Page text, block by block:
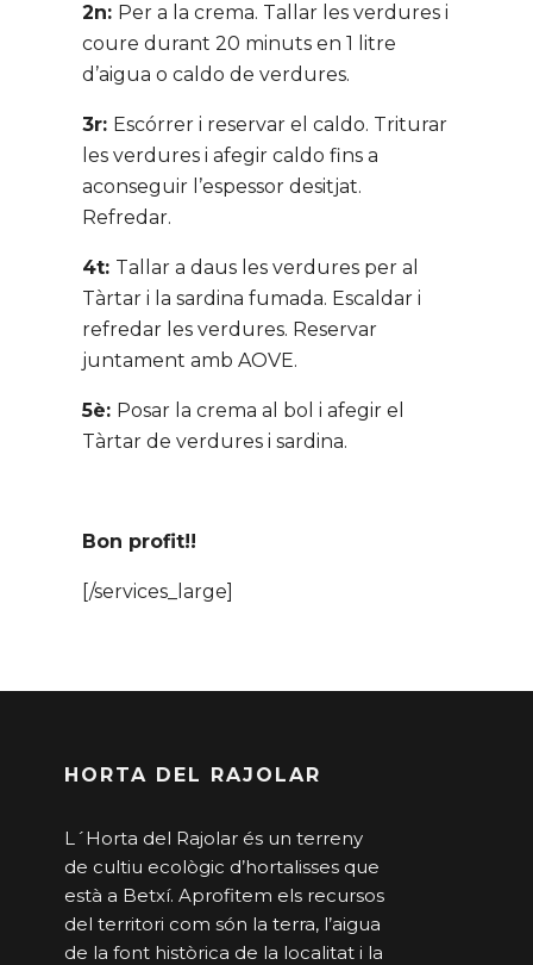
2n: Per a la crema. Tallar les verdures i
coure durant 20 minuts en 1 litre
d’aigua o caldo de verdures.
3r: Escórrer i reservar el caldo. Triturar
les verdures i afegir caldo fins a
aconseguir l’espessor desitjat.
Refredar.
4t: Tallar a daus les verdures per al
Tàrtar i la sardina fumada. Escaldar i
refredar les verdures. Reservar
juntament amb AOVE.
5è: Posar la crema al bol i afegir el
Tàrtar de verdures i sardina.
Bon profit!!
[/services_large]
HORTA DEL RAJOLAR
L´Horta del Rajolar és un terreny
de cultiu ecològic d’hortalisses que
està a Betxí. Aprofitem els recursos
del territori com són la terra, l’aigua
de la font històrica de la localitat i la